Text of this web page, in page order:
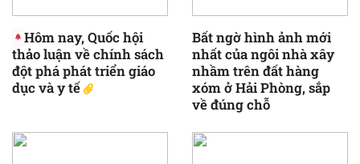
thảo luận về chính sách
đột phá phát triển giáo
dục và y tế
Bất ngờ hình ảnh mới
nhất của ngôi nhà xây
nhầm trên đất hàng
xóm ở Hải Phòng, sắp
về đúng chỗ